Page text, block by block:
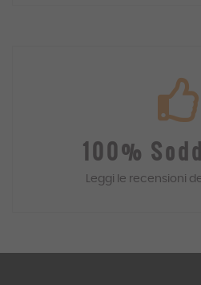
100%
Leggi le recensioni